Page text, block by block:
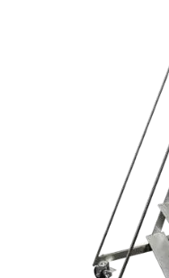
Scale in alluminio
Parapetti
Cerniere freni per